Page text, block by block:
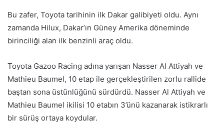
Bu zafer, Toyota tarihinin ilk Dakar galibiyeti oldu. Aynı
zamanda Hilux, Dakar’ın Güney Amerika döneminde
birinciliği alan ilk benzinli araç oldu.
Toyota Gazoo Racing adına yarışan Nasser Al Attiyah ve
Mathieu Baumel, 10 etap ile gerçekleştirilen zorlu rallide
baştan sona üstünlüğünü sürdürdü. Nasser Al Attiyah ve
Mathieu Baumel ikilisi 10 etabın 3’ünü kazanarak istikrarlı
bir sürüş ortaya koydular.